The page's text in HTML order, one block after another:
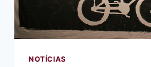
PAULO
NOTÍCIAS